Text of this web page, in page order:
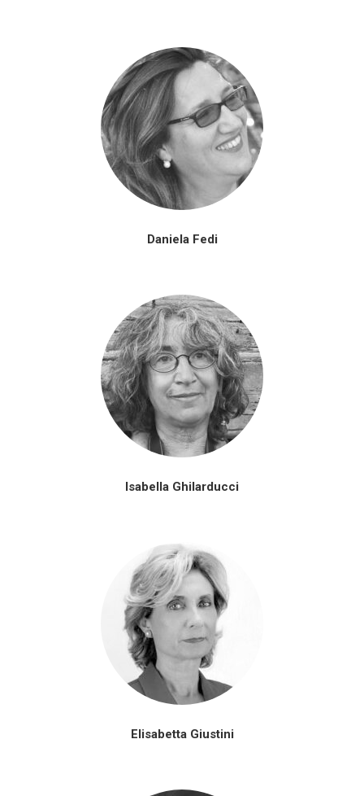
Daniela Fedi
Isabella Ghilarducci
Elisabetta Giustini